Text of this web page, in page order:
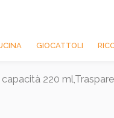
GIOCATTOLI
220